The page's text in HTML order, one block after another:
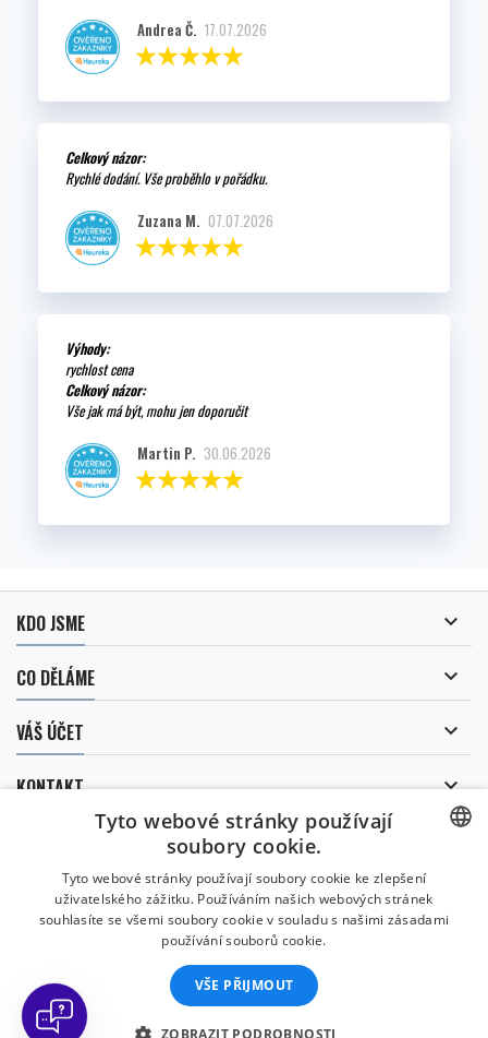
Andrea Č. 17.07.2026
Celkový názor:
Rychlé dodání. Vše proběhlo v pořádku.
Zuzana M. 07.07.2026
Výhody:
rychlost cena
Celkový názor:
Vše jak má být, mohu jen doporučit
Martin P. 30.06.2026
KDO JSME 
CO DĚLÁME 
VÁŠ ÚČET 
KONTAKT 
ODBĚR NOVINEK
Uděluji souhlas se
zpracováním osobních údajů.
CZECH
Tyto webové stránky používají
soubory cookie.
Tyto webové stránky používají soubory cookie ke zlepšení
uživatelského zážitku. Používáním našich webových stránek
souhlasíte se všemi soubory cookie v souladu s našimi zásadami
používání souborů cookie.
VŠE PŘIJMOUT
ZOBRAZIT PODROBNOSTI